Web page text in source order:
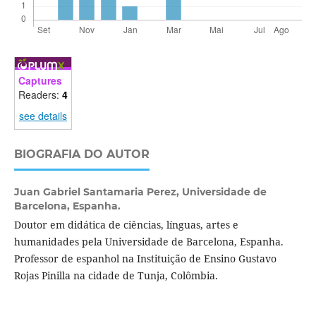
Captures
Readers: 4
see details
BIOGRAFIA DO AUTOR
Juan Gabriel Santamaria Perez, Universidade de
Barcelona, Espanha.
Doutor em didática de ciências, línguas, artes e
humanidades pela Universidade de Barcelona, Espanha.
Professor de espanhol na Instituição de Ensino Gustavo
Rojas Pinilla na cidade de Tunja, Colômbia.